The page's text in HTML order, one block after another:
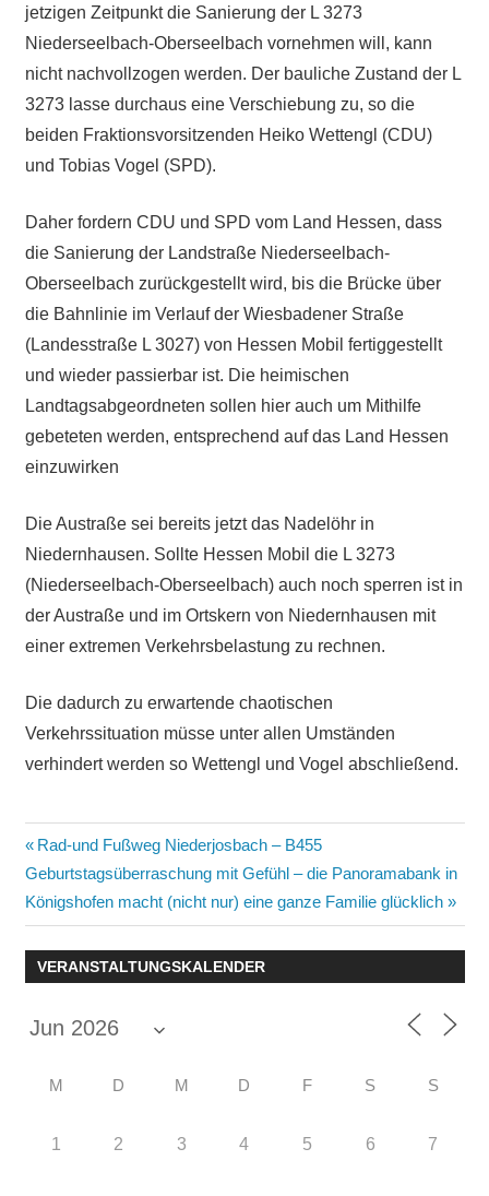
jetzigen Zeitpunkt die Sanierung der L 3273
Niederseelbach-Oberseelbach vornehmen will, kann
nicht nachvollzogen werden. Der bauliche Zustand der L
3273 lasse durchaus eine Verschiebung zu, so die
beiden Fraktionsvorsitzenden Heiko Wettengl (CDU)
und Tobias Vogel (SPD).
Daher fordern CDU und SPD vom Land Hessen, dass
die Sanierung der Landstraße Niederseelbach-
Oberseelbach zurückgestellt wird, bis die Brücke über
die Bahnlinie im Verlauf der Wiesbadener Straße
(Landesstraße L 3027) von Hessen Mobil fertiggestellt
und wieder passierbar ist. Die heimischen
Landtagsabgeordneten sollen hier auch um Mithilfe
gebeteten werden, entsprechend auf das Land Hessen
einzuwirken
Die Austraße sei bereits jetzt das Nadelöhr in
Niedernhausen. Sollte Hessen Mobil die L 3273
(Niederseelbach-Oberseelbach) auch noch sperren ist in
der Austraße und im Ortskern von Niedernhausen mit
einer extremen Verkehrsbelastung zu rechnen.
Die dadurch zu erwartende chaotischen
Verkehrssituation müsse unter allen Umständen
verhindert werden so Wettengl und Vogel abschließend.
Beitragsnavigation
Vorheriger
Beitrag:
Rad-und Fußweg Niederjosbach – B455
Nächster
Beitrag:
Geburtstagsüberraschung mit Gefühl – die Panoramabank in
Königshofen macht (nicht nur) eine ganze Familie glücklich
VERANSTALTUNGSKALENDER
M D M D F S S
1 2 3 4 5 6 7